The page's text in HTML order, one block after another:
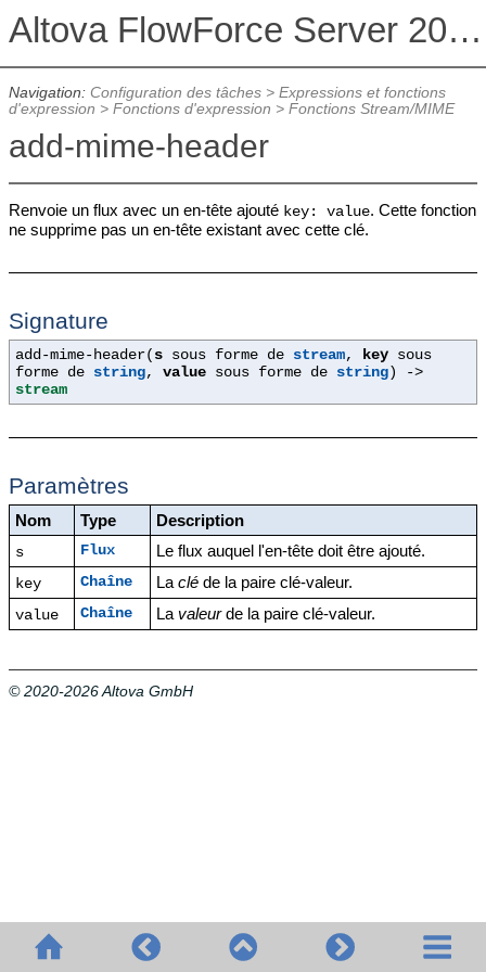
Altova FlowForce Server 2026 Advanced Edition
Navigation: Configuration des tâches> Expressions et fonctions
d'expression > Fonctions d'expression > Fonctions Stream/MIME
add-mime-header
Renvoie un flux avec un en-tête ajouté key: value. Cette fonction
ne supprime pas un en-tête existant avec cette clé.
Signature
add-mime-header( s sous forme de stream, key sous
forme de string,value sous forme de string) ->
stream
Paramètres
Nom Type Description
s Flux Le flux auquel l'en-tête doit être ajouté.
key Chaîne Laclé de la paire clé-valeur.
value Chaîne La valeurde la paire clé-valeur.
© 2020-2026 Altova GmbH